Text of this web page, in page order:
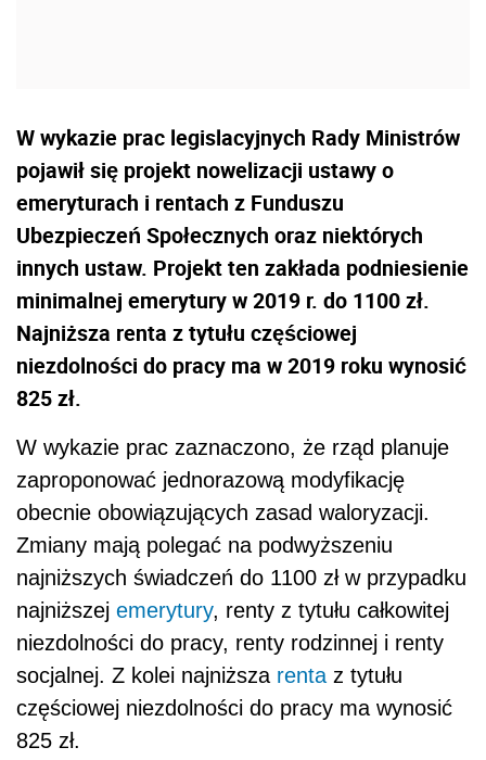
W wykazie prac legislacyjnych Rady Ministrów
pojawił się projekt nowelizacji ustawy o
emeryturach i rentach z Funduszu
Ubezpieczeń Społecznych oraz niektórych
innych ustaw. Projekt ten zakłada podniesienie
minimalnej emerytury w 2019 r. do 1100 zł.
Najniższa renta z tytułu częściowej
niezdolności do pracy ma w 2019 roku wynosić
825 zł.
W wykazie prac zaznaczono, że rząd planuje
zaproponować jednorazową modyfikację
obecnie obowiązujących zasad waloryzacji.
Zmiany mają polegać na podwyższeniu
najniższych świadczeń do 1100 zł w przypadku
najniższej emerytury, renty z tytułu całkowitej
niezdolności do pracy, renty rodzinnej i renty
socjalnej. Z kolei najniższa renta z tytułu
częściowej niezdolności do pracy ma wynosić
825 zł.